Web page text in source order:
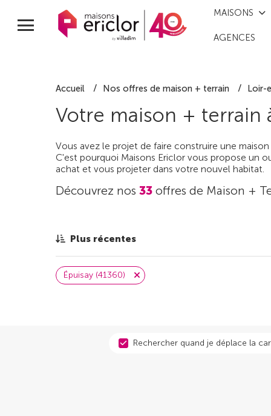
MAISONS
AGENCES
Accueil Nos offres de maison + terrain Loir-
Votre maison + terrain
Vous avez le projet de faire construire une
C'est pourquoi Maisons Ericlor vous propose un
achat et vous projeter dans votre nouvel habitat.
Découvrez nos 33 offres de Maison +
Plus récentes
Épuisay (41360)
Rechercher quand je déplace la